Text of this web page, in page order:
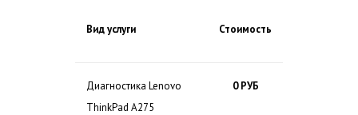
Вид услуги Стоимость
Диагностика Lenovo
ThinkPad A275
0 РУБ